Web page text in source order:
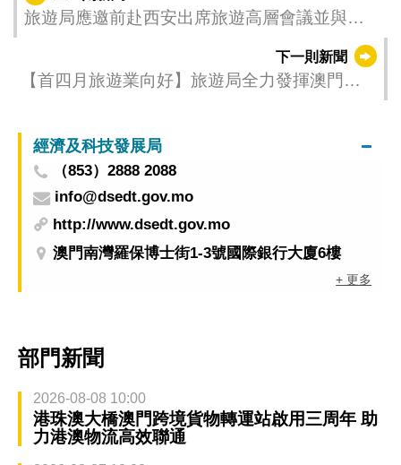
旅遊局應邀前赴西安出席旅遊高層會議並與陝
下一則新聞
【首四月旅遊業向好】旅遊局全力發揮澳門獨
經濟及科技發展局
（853）2888 2088
info@dsedt.gov.mo
http://www.dsedt.gov.mo
澳門南灣羅保博士街1-3號國際銀行大廈6樓
+ 更多
部門新聞
2026-08-08 10:00
港珠澳大橋澳門跨境貨物轉運站啟用三周年 助
力港澳物流高效聯通